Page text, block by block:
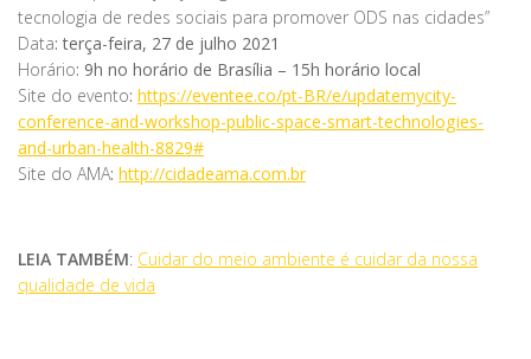
tecnologia de redes sociais para promover ODS nas cidades”
Data: terça-feira, 27 de julho 2021
Horário: 9h no horário de Brasília – 15h horário local
Site do evento: https://eventee.co/pt-BR/e/updatemycity-
conference-and-workshop-public-space-smart-technologies-
and-urban-health-8829#
Site do AMA: http://cidadeama.com.br
LEIA TAMBÉM: Cuidar do meio ambiente é cuidar da nossa
qualidade de vida